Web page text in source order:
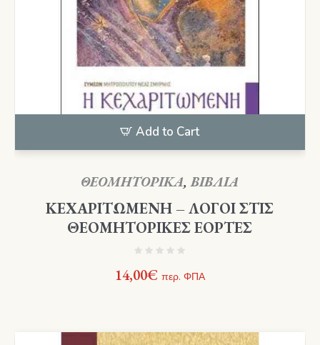
Add to Cart
ΘΕΟΜΗΤΟΡΙΚΑ,ΒΙΒΛΙΑ
ΚΕΧΑΡΙΤΩΜΕΝΗ – ΛΟΓΟΙ ΣΤΙΣ
ΘΕΟΜΗΤΟΡΙΚΕΣ ΕΟΡΤΕΣ
14,00€ περ. ΦΠΑ